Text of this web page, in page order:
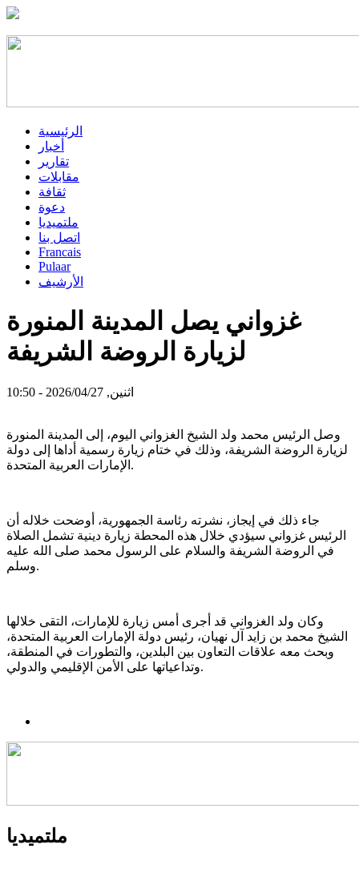
الرئيسية
أخبار
تقارير
مقابلات
ثقافة
دعوة
ملتميديا
اتصل بنا
Francais
Pulaar
الأرشيف
غزواني يصل المدينة المنورة
لزيارة الروضة الشريفة
اثنين, 2026/04/27 - 10:50
وصل الرئيس محمد ولد الشيخ الغزواني اليوم، إلى المدينة المنورة
لزيارة الروضة الشريفة، وذلك في ختام زيارة رسمية أداها إلى دولة
الإمارات العربية المتحدة.
جاء ذلك في إيجاز، نشرته رئاسة الجمهورية، أوضحت خلاله أن
الرئيس غزواني سيؤدي خلال هذه المحطة زيارة دينية تشمل الصلاة
في الروضة الشريفة والسلام على الرسول محمد صلى الله عليه
وسلم.
وكان ولد الغزواني قد أجرى أمس زيارة للإمارات، التقى خلالها
الشيخ محمد بن زايد آل نهيان، رئيس دولة الإمارات العربية المتحدة،
وبحث معه علاقات التعاون بين البلدين، والتطورات في المنطقة،
وتداعياتها على الأمن الإقليمي والدولي.
ملتميديا